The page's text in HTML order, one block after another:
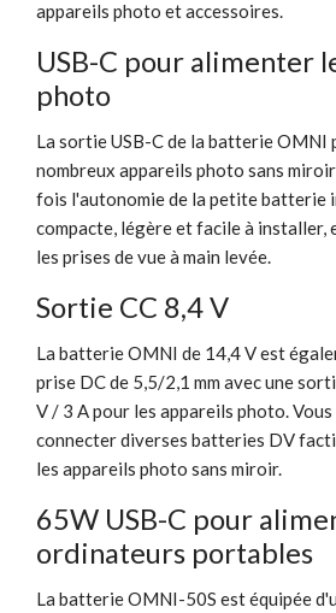
appareils photo et accessoires.
USB-C pour alimenter
photo
La sortie USB-C de la batterie OMNI
nombreux appareils photo sans
fois l'autonomie de la petite batterie
compacte, légère et facile à
les prises de vue à main levée.
Sortie CC 8,4 V
La batterie OMNI de 14,4 V est
prise DC de 5,5/2,1 mm avec une
V / 3 A pour les appareils photo.
connecter diverses batteries DV
les appareils photo sans miroir.
65W USB-C pour
ordinateurs portables
La batterie OMNI-50S est équipée